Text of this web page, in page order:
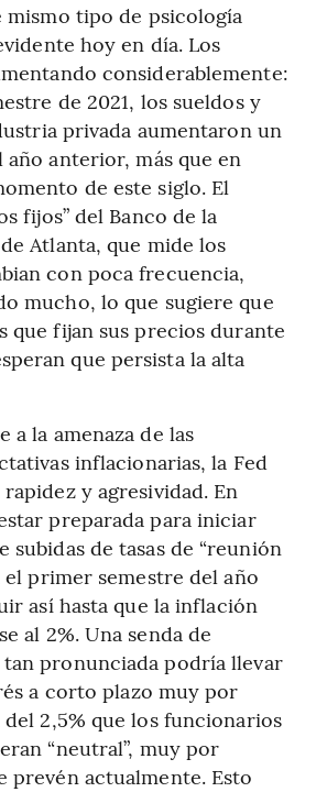
mismo tipo de psicología
hoy en día. Los
considerablemente:
de 2021, los sueldos y
privada aumentaron un
año anterior, más que en
de este siglo. El
fijos” del Banco de la
Atlanta, que mide los
con poca frecuencia,
mucho, lo que sugiere que
que fijan sus precios durante
que persista la alta
a la amenaza de las
inflacionarias, la Fed
y agresividad. En
preparada para iniciar
subidas de tasas de “reunión
el primer semestre del año
así hasta que la inflación
al 2%. Una senda de
pronunciada podría llevar
a corto plazo muy por
2,5% que los funcionarios
“neutral”, muy por
prevén actualmente. Esto